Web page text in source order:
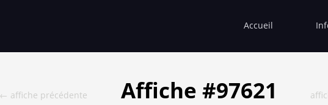
Accueil
← affiche précédente Affiche #97621